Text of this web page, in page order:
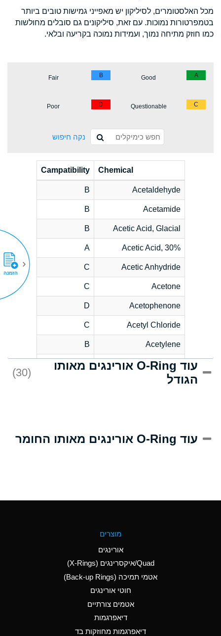
מכל האלסטומרים, לסיליקון יש מאפייני גמישות טובים ביותר
בטמפרטורות נמוכות. עם זאת, סיליקונים גם סובלים מחולשות
כמו חוזק מתיחה נמוך, ועמידות נמוכה בקריעה ובלאי.
A
Good
B
Fair
C
Questionable
D
Poor
נקה חיפוש
Chemical
Campatibility
Acetaldehyde
B
Acetamide
B
Acetic Acid, Glacial
B
Acetic Acid, 30%
A
Acetic Anhydride
C
Acetone
C
Acetophenone
D
Acetyl Chloride
C
Acetylene
B
Acrlylonitrile
D
Adipic Acid
(Aqueous)
Aluminum Nitrate
(Aqueous)
Aluminum Phosphate
עוד O-Ring אורינגים מאותו
הגודל
(30)
עוד O-Ring אורינגים מאותו החומר
מוצרים
אורינגים
Quad/איקסרינגים (X-Rings)
אטמי תמיכה (Back-up Rings)
חוטי אורינגים
אטמים צורתיים
דיאפרגמות
דיאפרגמות מחוזקות בד
הזמנה